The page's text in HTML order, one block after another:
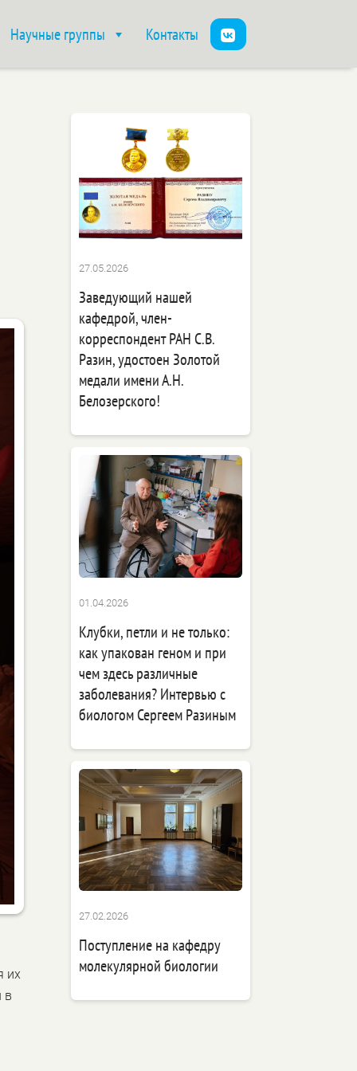
Научные группы Контакты
их
в
27.05.2026
Заведующий нашей
кафедрой, член-
корреспондент РАН С.В.
Разин, удостоен Золотой
медали имени А.Н.
Белозерского!
01.04.2026
Клубки, петли и не только:
как упакован геном и при
чем здесь различные
заболевания? Интервью с
биологом Сергеем Разиным
27.02.2026
Поступление на кафедру
молекулярной биологии